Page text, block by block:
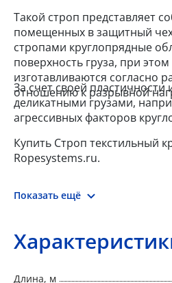
Такой строп представляет
помещенных в защитный
стропами круглопрядные
поверхность груза, при
изготавливаются согласно
отношению к разрывной
За счет своей
деликатными грузами,
агрессивных факторов
Купить Строп текстильный
Ropesystems.ru.
Показать ещё
Длина, м